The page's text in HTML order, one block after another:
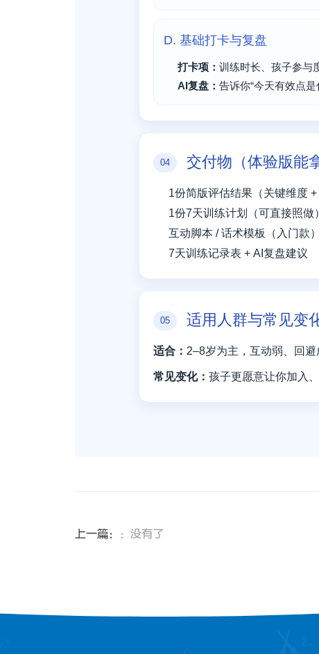
D. 基础打卡与复盘
打卡项： 训练时长、孩子参与
AI复盘： 告诉你“今天有效点是
04 交付物（体验版能
1份简版评估结果（关键维度 +
1份7天训练计划（可直接照做）
互动脚本 / 话术模板（入门款）
7天训练记录表 + AI复盘建议
05 适用人群与常见变
适合： 2–8岁为主，互动弱、回避
常见变化： 孩子更愿意让你加入
上一篇： ：没有了